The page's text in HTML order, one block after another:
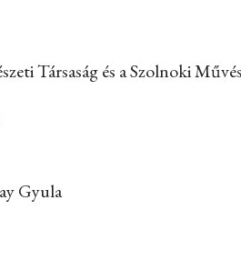
Társaság és a Szolnoki
Gyula